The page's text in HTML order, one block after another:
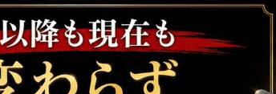
18:00〜
Eはな・
あま
なち・はるか・